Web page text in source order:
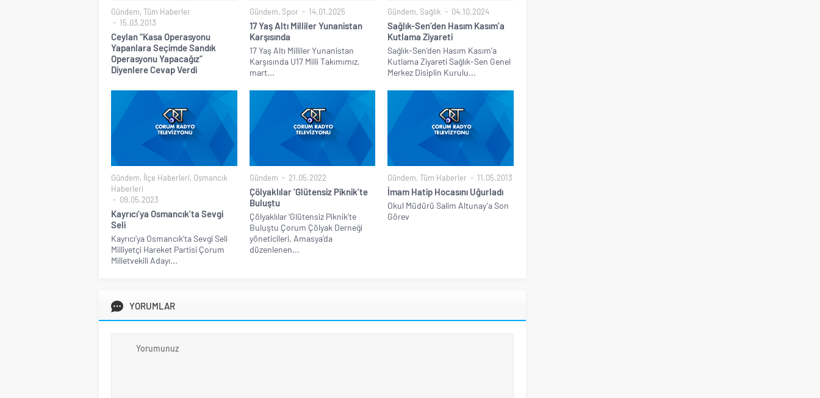
Gündem, Tüm Haberler
15.03.2013
Ceylan “Kasa Operasyonu
Yapanlara Seçimde Sandık
Operasyonu Yapacağız”
Diyenlere Cevap Verdi
Gündem, Spor 14.01.2025
17 Yaş Altı Milliler Yunanistan
Karşısında
17 Yaş Altı Milliler Yunanistan
Karşısında U17 Milli Takımımız,
mart...
Gündem,Sağlık 04.10.2024
Sağlık-Sen’den Hasım Kasım’a
Kutlama Ziyareti
Sağlık-Sen’den Hasım Kasım’a
Kutlama Ziyareti Sağlık-Sen Genel
Merkez Disiplin Kurulu...
Gündem, İlçe Haberleri, Osmancık
Haberleri
09.05.2023
Kayrıcı’ya Osmancık’ta Sevgi
Seli
Kayrıcı’ya Osmancık’ta Sevgi Seli
Milliyetçi Hareket Partisi Çorum
Milletvekili Adayı...
Gündem 21.05.2022
Çölyaklılar ‘Glütensiz Piknik’te
Buluştu
Çölyaklılar ‘Glütensiz Piknik’te
Buluştu Çorum Çölyak Derneği
yöneticileri, Amasya’da
düzenlenen...
Gündem,Tüm Haberler 11.05.2013
İmam Hatip Hocasını Uğurladı
Okul Müdürü Salim Altunay’a Son
Görev
YORUMLAR